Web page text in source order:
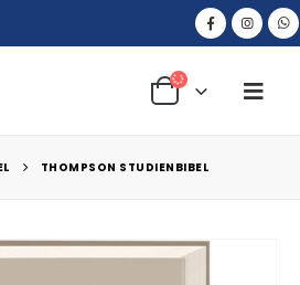
THOMPSON STUDIENBIBEL